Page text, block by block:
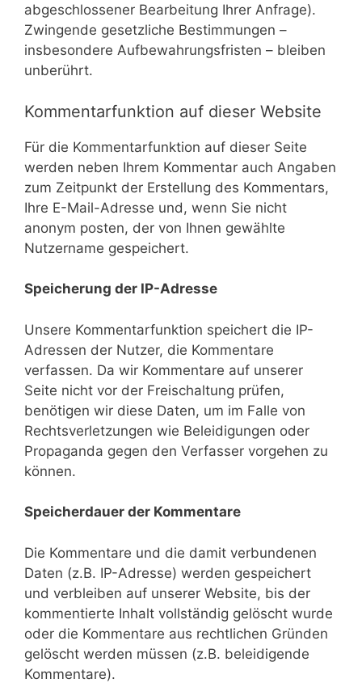
abgeschlossener Bearbeitung Ihrer Anfrage).
Zwingende gesetzliche Bestimmungen –
insbesondere Aufbewahrungsfristen – bleiben
unberührt.
Kommentarfunktion auf dieser Website
Für die Kommentarfunktion auf dieser Seite
werden neben Ihrem Kommentar auch Angaben
zum Zeitpunkt der Erstellung des Kommentars,
Ihre E-Mail-Adresse und, wenn Sie nicht
anonym posten, der von Ihnen gewählte
Nutzername gespeichert.
Speicherung der IP-Adresse
Unsere Kommentarfunktion speichert die IP-
Adressen der Nutzer, die Kommentare
verfassen. Da wir Kommentare auf unserer
Seite nicht vor der Freischaltung prüfen,
benötigen wir diese Daten, um im Falle von
Rechtsverletzungen wie Beleidigungen oder
Propaganda gegen den Verfasser vorgehen zu
können.
Speicherdauer der Kommentare
Die Kommentare und die damit verbundenen
Daten (z.B. IP-Adresse) werden gespeichert
und verbleiben auf unserer Website, bis der
kommentierte Inhalt vollständig gelöscht wurde
oder die Kommentare aus rechtlichen Gründen
gelöscht werden müssen (z.B. beleidigende
Kommentare).